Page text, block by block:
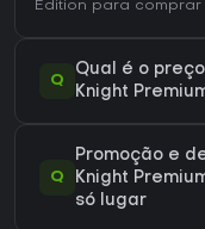
Edition para comprar
Q
Qual é o
Knight
Q
Promoção e
Knight
só lugar